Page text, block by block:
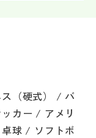
（硬式） / バ
カー / アメリ
球 / ソフトボ